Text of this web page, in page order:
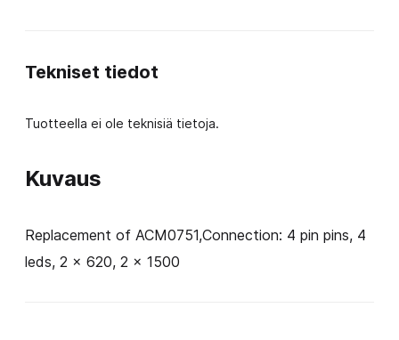
Kuvaus
Replacement of ACM0751,Connection: 4 pin pins, 4
leds, 2 x 620, 2 x 1500
Tekniset tiedot
Tuotteella ei ole teknisiä tietoja.